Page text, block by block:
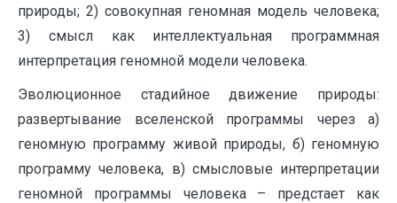
природы; 2) совокупная геномная модель человека;
3) смысл как интеллектуальная программная
интерпретация геномной модели человека.
Эволюционное стадийное движение природы:
развертывание вселенской программы через а)
геномную программу живой природы, б) геномную
программу человека, в) смысловые интерпретации
геномной программы человека – предстает как